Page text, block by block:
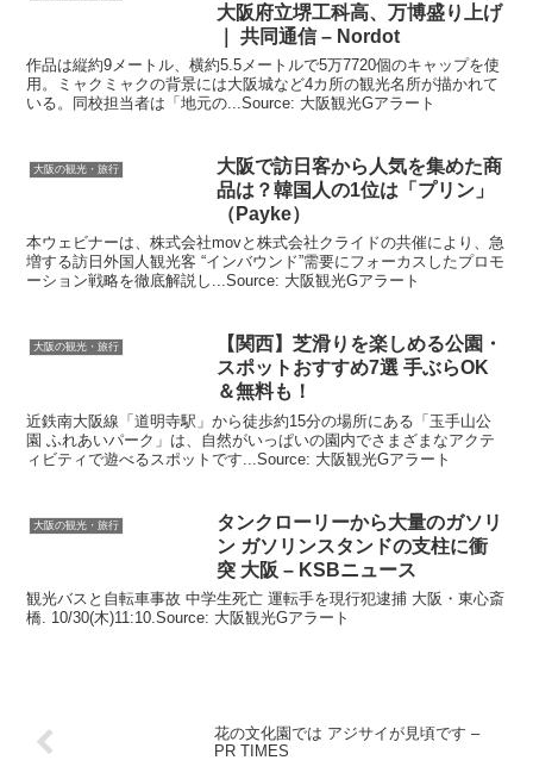
大阪府立堺工科高、万博盛り上げ
｜ 共同通信 – Nordot
作品は縦約9メートル、横約5.5メートルで5万7720個のキャップを使
用。ミャクミャクの背景には大阪城など4カ所の観光名所が描かれて
いる。同校担当者は「地元の...Source: 大阪観光Gアラート
大阪の観光・旅行 大阪で訪日客から人気を集めた商
品は？韓国人の1位は「プリン」
（Payke）
本ウェビナーは、株式会社movと株式会社クライドの共催により、急
増する訪日外国人観光客 “インバウンド”需要にフォーカスしたプロモ
ーション戦略を徹底解説し...Source: 大阪観光Gアラート
大阪の観光・旅行
【関西】芝滑りを楽しめる公園・
スポットおすすめ7選 手ぶらOK
＆無料も！
近鉄南大阪線「道明寺駅」から徒歩約15分の場所にある「玉手山公
園 ふれあいパーク」は、自然がいっぱいの園内でさまざまなアクテ
ィビティで遊べるスポットです...Source: 大阪観光Gアラート
大阪の観光・旅行
タンクローリーから大量のガソリ
ン ガソリンスタンドの支柱に衝
突 大阪 – KSBニュース
観光バスと自転車事故 中学生死亡 運転手を現行犯逮捕 大阪・東心斎
橋. 10/30(木)11:10.Source: 大阪観光Gアラート
花の文化園では アジサイが見頃です –
PR TIMES